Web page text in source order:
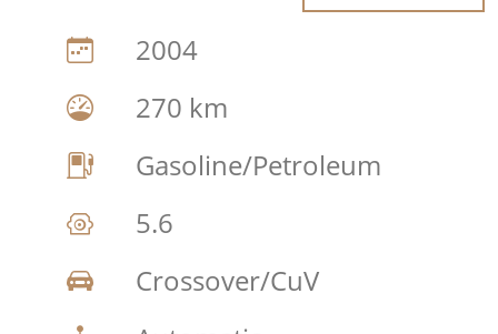
2004
270 km
Gasoline/Petroleum
5.6
Crossover/CuV